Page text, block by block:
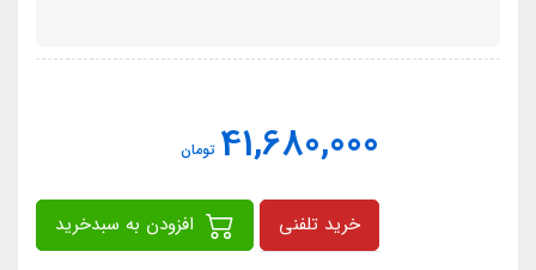
41,680,000 تومان
خرید تلفنی